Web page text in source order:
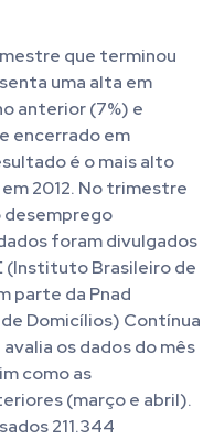
que terminou
uma alta em
anterior (7%) e
encerrado em
é o mais alto
2012. No trimestre
desemprego
foram divulgados
(Instituto Brasileiro de
parte da Pnad
Domicílios) Contínua
os dados do mês
como as
(março e abril).
211.344